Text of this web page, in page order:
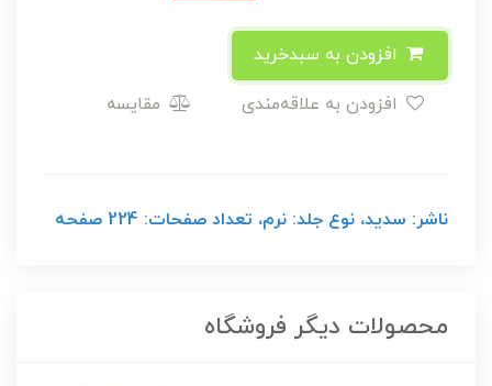
مقایسه
ناشر: سدید، نوع جلد: نرم، تعداد صفحات: 224 صفحه
محصولات دیگر فروشگاه